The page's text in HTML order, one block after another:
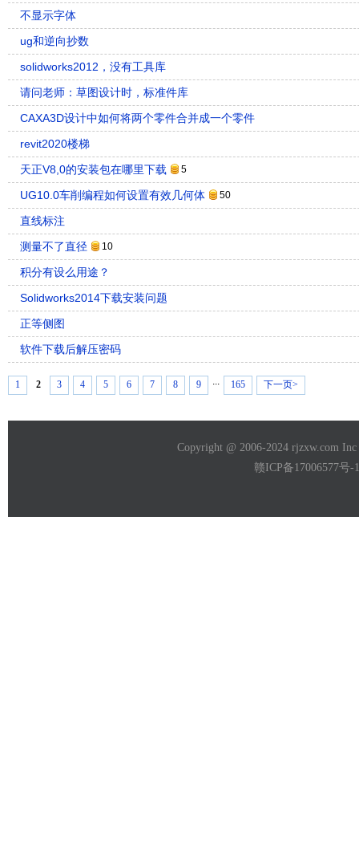
不显示字体
ug和逆向抄数
solidworks2012，没有工具库
请问老师：草图设计时，标准件库
CAXA3D设计中如何将两个零件合并成一个零件
revit2020楼梯
天正V8,0的安装包在哪里下载
5
UG10.0车削编程如何设置有效几何体 50
直线标注
测量不了直径
10
积分有设么用途？
Solidworks2014下载安装问题
正等侧图
软件下载后解压密码
1 2 3 4 5 6 7 8 9 ... 165 下一页>
Copyright @ 2006-2024 rjzxw.com
赣ICP备17006577号-